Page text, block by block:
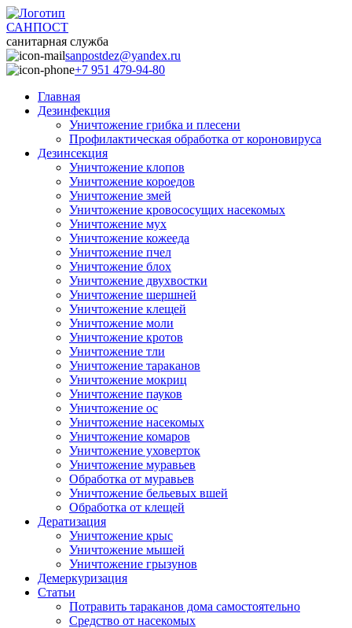
САНПОСТ
санитарная служба
sanpostdez@yandex.ru
+7 951 479-94-80
Главная
Дезинфекция
Уничтожение грибка и плесени
Профилактическая обработка от короновируса
Дезинсекция
Уничтожение клопов
Уничтожение короедов
Уничтожение змей
Уничтожение кровососущих насекомых
Уничтожение мух
Уничтожение кожееда
Уничтожение пчел
Уничтожение блох
Уничтожение двухвостки
Уничтожение шершней
Уничтожение клещей
Уничтожение моли
Уничтожение кротов
Уничтожение тли
Уничтожение тараканов
Уничтожение мокриц
Уничтожение пауков
Уничтожение ос
Уничтожение насекомых
Уничтожение комаров
Уничтожение уховерток
Уничтожение муравьев
Обработка от муравьев
Уничтожение бельевых вшей
Обработка от клещей
Дератизация
Уничтожение крыс
Уничтожение мышей
Уничтожение грызунов
Демеркуризация
Статьи
Потравить тараканов дома самостоятельно
Средство от насекомых